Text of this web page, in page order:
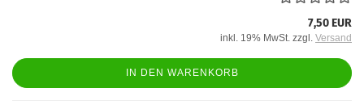
7,50 EUR
inkl. 19% MwSt. zzgl. Versand
IN DEN WARENKORB